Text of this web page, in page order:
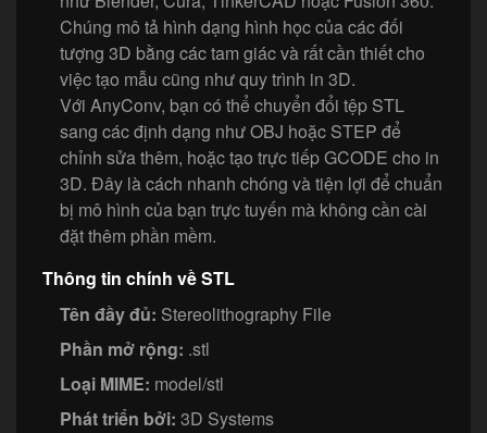
Chúng mô tả hình dạng hình học của các đối
tượng 3D bằng các tam giác và rất cần thiết cho
việc tạo mẫu cũng như quy trình in 3D.
Với AnyConv, bạn có thể chuyển đổi tệp STL
sang các định dạng như OBJ hoặc STEP để
chỉnh sửa thêm, hoặc tạo trực tiếp GCODE cho in
3D. Đây là cách nhanh chóng và tiện lợi để chuẩn
bị mô hình của bạn trực tuyến mà không cần cài
đặt thêm phần mềm.
Thông tin chính về STL
Tên đầy đủ: Stereolithography File
Phần mở rộng: .stl
Loại MIME: model/stl
Phát triển bởi: 3D Systems